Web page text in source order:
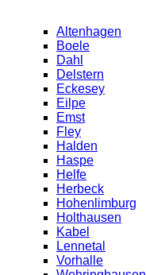
Altenhagen
Boele
Dahl
Delstern
Eckesey
Eilpe
Emst
Fley
Halden
Haspe
Helfe
Herbeck
Hohenlimburg
Holthausen
Kabel
Lennetal
Vorhalle